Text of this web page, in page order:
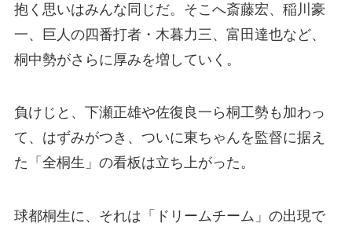
抱く思いはみんな同じだ。そこへ斎藤宏、稲川豪
一、巨人の四番打者・木暮力三、富田達也など、
桐中勢がさらに厚みを増していく。
負けじと、下瀬正雄や佐復良一ら桐工勢も加わっ
て、はずみがつき、ついに東ちゃんを監督に据え
た「全桐生」の看板は立ち上がった。
球都桐生に、それは「ドリームチーム」の出現で